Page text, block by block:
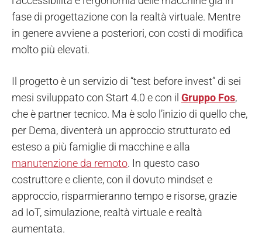
fase di progettazione con la realtà virtuale. Mentre
in genere avviene a posteriori, con costi di modifica
molto più elevati.
Il progetto è un servizio di “test before invest” di sei
mesi sviluppato con Start 4.0 e con il Gruppo Fos,
che è partner tecnico. Ma è solo l’inizio di quello che,
per Dema, diventerà un approccio strutturato ed
esteso a più famiglie di macchine e alla
manutenzione da remoto. In questo caso
costruttore e cliente, con il dovuto mindset e
approccio, risparmieranno tempo e risorse, grazie
ad IoT, simulazione, realtà virtuale e realtà
aumentata.